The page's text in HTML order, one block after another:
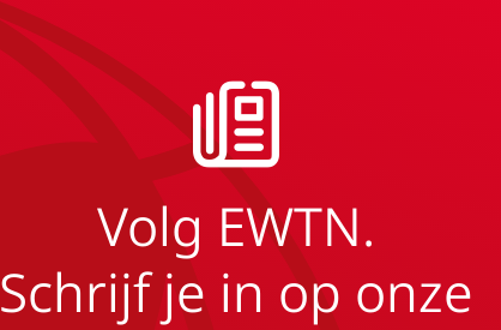
Volg EWTN.
Schrijf je in op onze